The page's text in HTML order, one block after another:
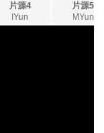
片源4
IYun
片源5
MYun